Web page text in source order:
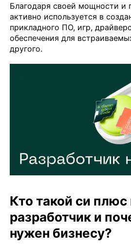
Благодаря своей мощности и
активно используется в
прикладного ПО, игр,
обеспечения для
другого.
Кто такой си
разработчик и
нужен бизнесу?